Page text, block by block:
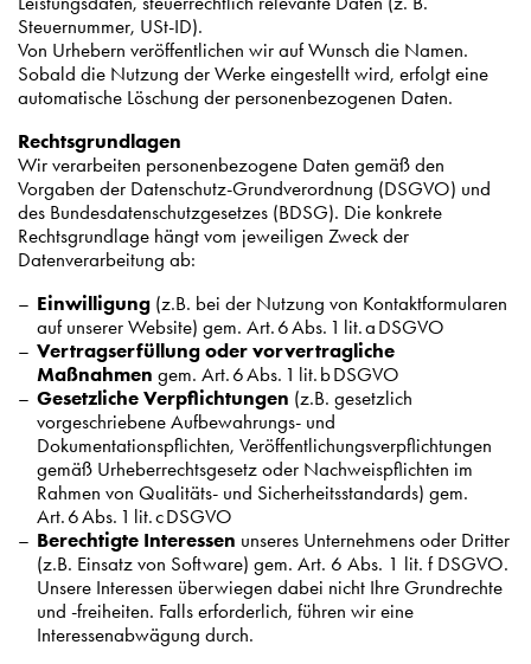
Steuernummer, USt-ID).
Von Urhebern veröffentlichen wir auf Wunsch die Namen.
Sobald die Nutzung der Werke eingestellt wird, erfolgt eine
automatische Löschung der personenbezogenen Daten.
Rechtsgrundlagen
Wir verarbeiten personenbezogene Daten gemäß den
Vorgaben der Datenschutz-Grundverordnung (DSGVO) und
des Bundesdatenschutzgesetzes (BDSG). Die konkrete
Rechtsgrundlage hängt vom jeweiligen Zweck der
Datenverarbeitung ab:
Einwilligung (z.B. bei der Nutzung von Kontaktformularen
auf unserer Website) gem. Art. 6 Abs. 1 lit. a DSGVO
Vertragserfüllung oder vorvertragliche
Maßnahmen gem. Art. 6 Abs. 1 lit. b DSGVO
Gesetzliche Verpflichtungen (z.B. gesetzlich
vorgeschriebene Aufbewahrungs- und
Dokumentationspflichten, Veröffentlichungsverpflichtungen
gemäß Urheberrechtsgesetz oder Nachweispflichten im
Rahmen von Qualitäts- und Sicherheitsstandards) gem.
Art. 6 Abs. 1 lit. c DSGVO
Berechtigte Interessen unseres Unternehmens oder Dritter
(z.B. Einsatz von Software) gem. Art. 6 Abs. 1 lit. f DSGVO.
Unsere Interessen überwiegen dabei nicht Ihre Grundrechte
und -freiheiten. Falls erforderlich, führen wir eine
Interessenabwägung durch.